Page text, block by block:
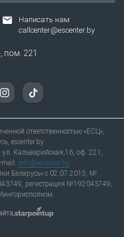
(ESD protected
30 городах.
данные на
при
полная
Также рекомендуем
установленный на
быстрой работы
— это
телефонов и
уровень
Написать нам:
callcenter@escenter.by
пом. 221
ответственностью «ЕСЦ»,
escenter.by
Кальварийская,16, оф. 221,
info@escenter.by
Беларусь» с 02.07.2015, №
регистрация №192043749,